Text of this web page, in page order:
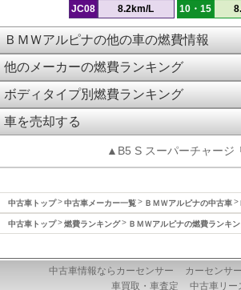
JC08 8.2km/L 10・15
ＢＭＷアルピナの他の車の燃費情報
他のメーカーの燃費ランキング
ボディタイプ別燃費ランキング
車を売却する
▲B5 S スーパーチャージ
中古車トップ 中古車メーカー一覧 ＢＭＷアルピナの中古車
中古車トップ 燃費ランキング ＢＭＷアルピナの燃費ランキ
中古車情報ならカーセンサー
カーセンサ
車買取・車査定
中古車リー